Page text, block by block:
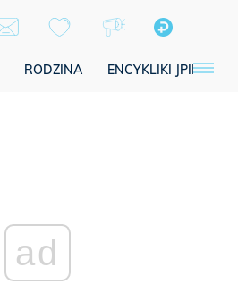
RODZINA ENCYKLIKI JPII
ad